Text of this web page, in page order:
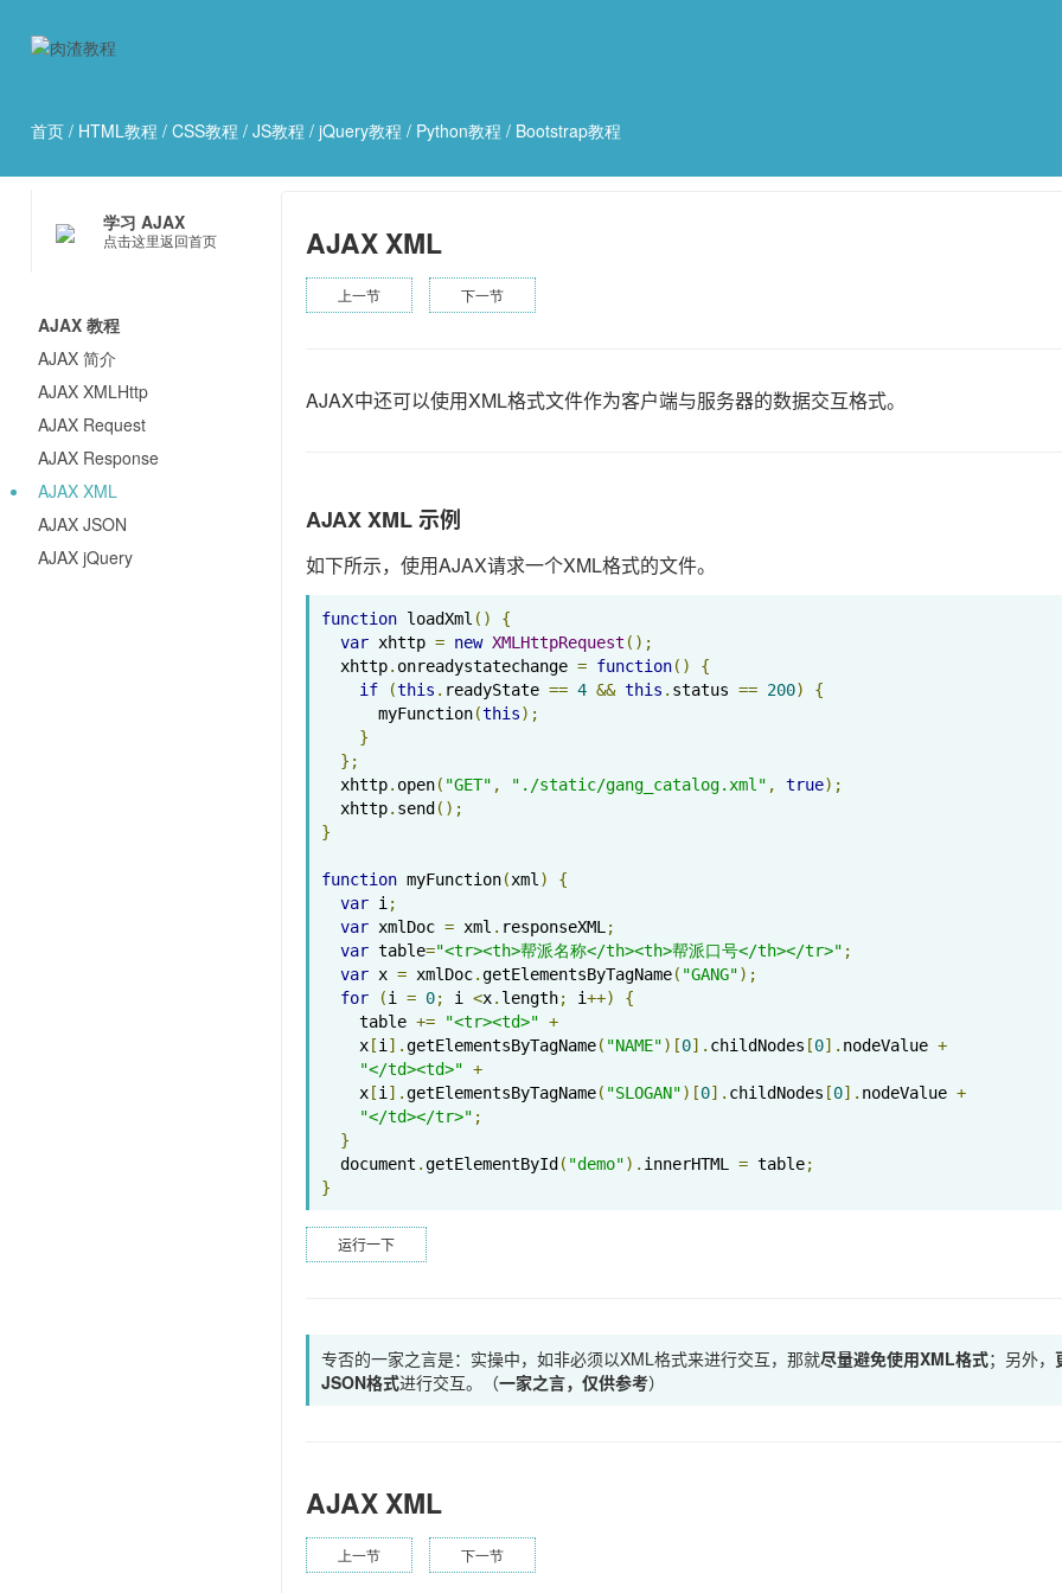
首页 / HTML教程 / CSS教程 / JS教程 / jQuery教程 / Python教程 / Bootstrap教程
学习 AJAX
点击这里返回首页
AJAX 教程
AJAX 简介
AJAX XMLHttp
AJAX Request
AJAX Response
AJAX XML
AJAX JSON
AJAX jQuery
AJAX XML
上一节 下一节
AJAX中还可以使用XML格式文件作为客户端与服务器的数据交互格式。
AJAX XML 示例
如下所示，使用AJAX请求一个XML格式的文件。
function loadXml ()
{
var xhttp = new XMLHttpRequest ();
  xhttp
. onreadystatechange = function()
{
if
(this . readyState == 4 && this . status == 200)
{
      myFunction
(this);
}
};
  xhttp
. open( "GET" , "./static/gang_catalog.xml" , true);
  xhttp
. send();
}
function myFunction(xml )
{
var i ;
var xmlDoc = xml . responseXML ;
var table="<tr><th>帮派名称</th><th>帮派口号</th></tr>" ;
var x = xmlDoc.getElementsByTagName( "GANG");
for
(i = 0; i <x. length; i++)
{
    table
+= "<tr><td>" +
    x
[i ].getElementsByTagName( "NAME")[0]. childNodes [0]. nodeValue +
"</td><td>" +
    x
[i ].getElementsByTagName( "SLOGAN")[0]. childNodes [0]. nodeValue +
"</td></tr>" ;
}
  document
.getElementById( "demo"). innerHTML = table;
}
运行一下
专否的一家之言是：实操中，如非必须以XML格式来进行交互，那就尽量避免使用XML格式；另外，
JSON格式进行交互。（一家之言，仅供参考）
AJAX XML
上一节 下一节